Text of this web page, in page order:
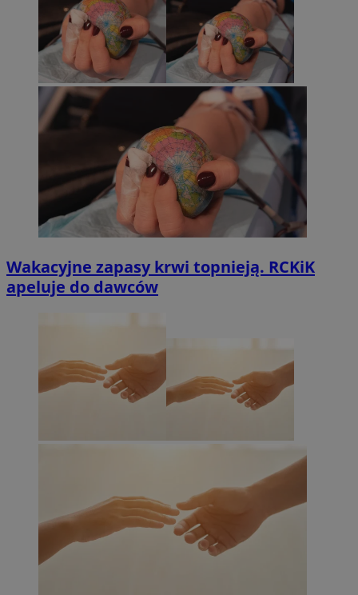
Wakacyjne zapasy krwi topnieją. RCKiK
apeluje do dawców